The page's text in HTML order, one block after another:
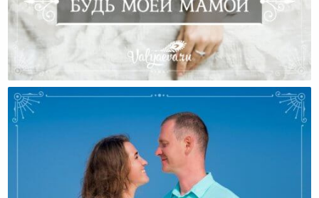
Женские Сценарии. Будь Моей Мамой.